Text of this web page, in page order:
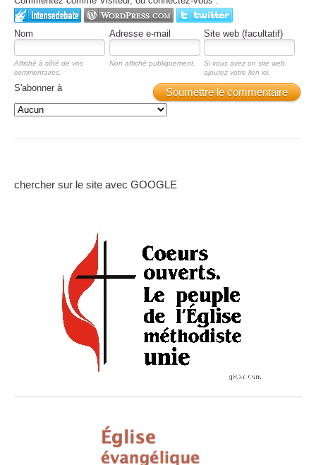
Nom Adresse e-mail Site web (facultatif)
Affiché à côté de vos
commentaires.
Non affiché publiquement.
Si vous avez un site web,
ajoutez votre lien ici.
Soumettre le commentaire
S'abonner à
chercher sur le site avec GOOGLE